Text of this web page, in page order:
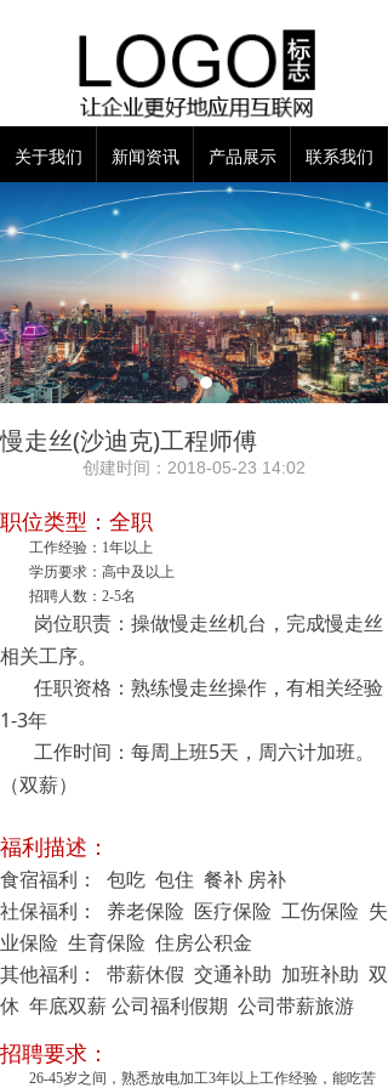
关于我们 新闻资讯 产品展示 联系我们
慢走丝(沙迪克)工程师傅
创建时间： 2018-05-23 14:02
职位类型：全职
工作经验：1年以上
学历要求：高中及以上
招聘人数：2-5名
岗位职责 ： 操做慢走丝机台，完成慢走丝
相关工序。
任职资格 ： 熟练慢走丝操作，有相关经验
1-3年
工作时间 ： 每周上班5天，周六计加班。
（双薪）
福利描述：
食宿福利： 包吃 包住 餐补 房补
社保福利： 养老保险 医疗保险 工伤保险 失
业保险 生育保险 住房公积金
其他福利： 带薪休假 交通补助 加班补助 双
休 年底双薪 公司福利假期 公司带薪旅游
招聘要求：
26-45岁之间，熟悉放电加工3年以上工作经验，能吃苦